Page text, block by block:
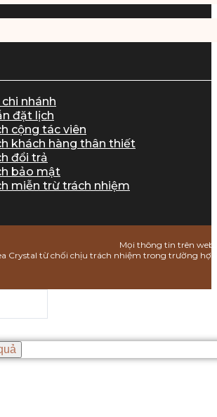
nhánh
đặt lịch
cộng tác viên
khách hàng thân thiết
đổi trả
bảo mật
miễn trừ trách nhiệm
Mọi thông tin trên
Crystal từ chối chịu trách nhiệm trong trường